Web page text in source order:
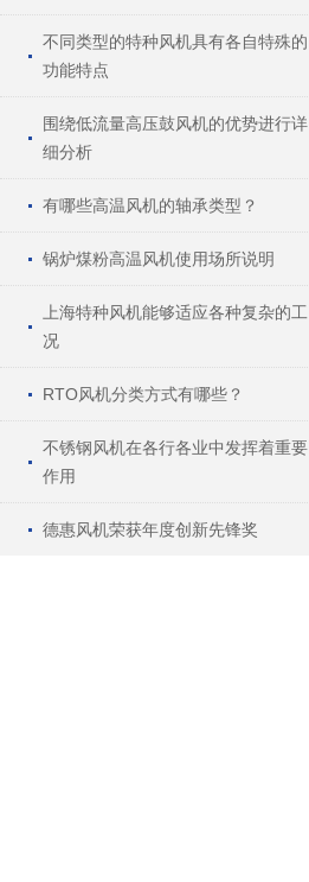
不同类型的特种风机具有各自特殊的
功能特点
围绕低流量高压鼓风机的优势进行详
细分析
有哪些高温风机的轴承类型？
锅炉煤粉高温风机使用场所说明
上海特种风机能够适应各种复杂的工
况
RTO风机分类方式有哪些？
不锈钢风机在各行各业中发挥着重要
作用
德惠风机荣获年度创新先锋奖